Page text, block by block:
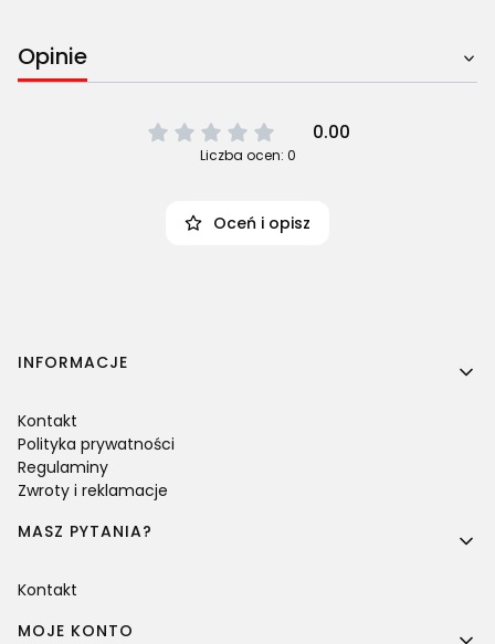
Opinie
0.00
Liczba ocen: 0
Oceń i opisz
Linki w stopce
INFORMACJE
Kontakt
Polityka prywatności
Regulaminy
Zwroty i reklamacje
MASZ PYTANIA?
Kontakt
MOJE KONTO